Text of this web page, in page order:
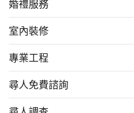
婚禮服務
室內裝修
專業工程
尋人免費諮詢